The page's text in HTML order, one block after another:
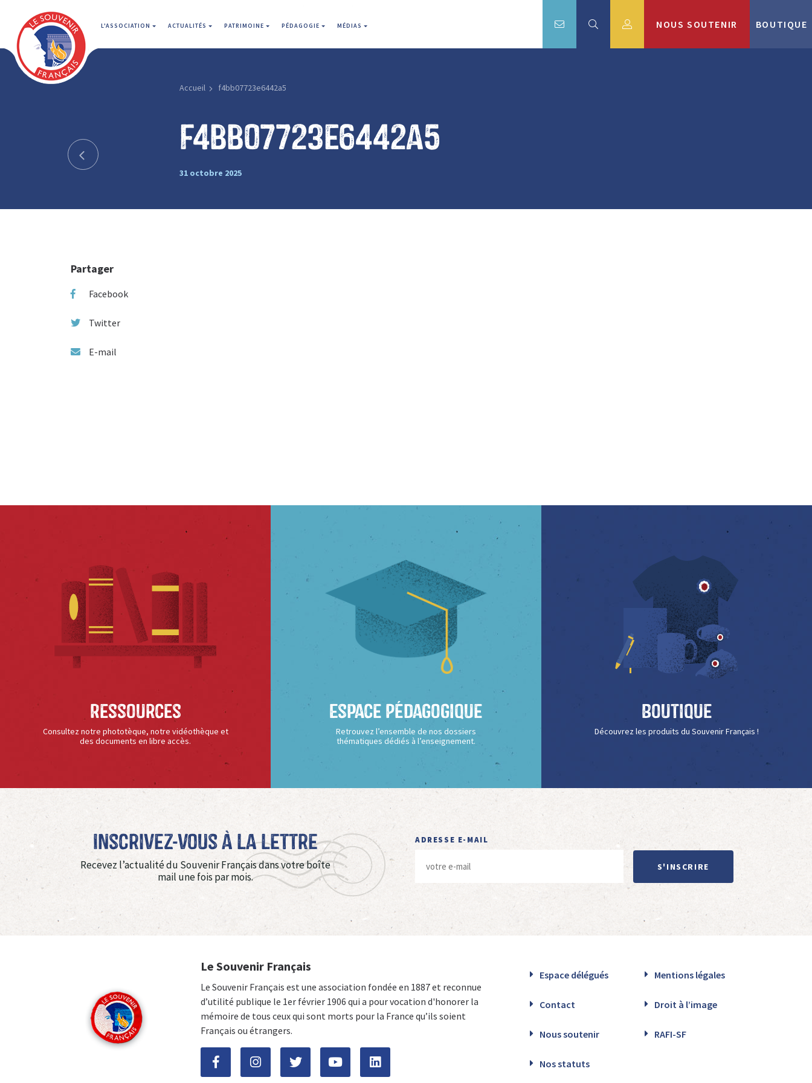
L'ASSOCIATION ACTUALITÉS PATRIMOINE PÉDAGOGIE MÉDIAS NOUS SOUTENIR BOUTIQUE
Accueil f4bb07723e6442a5
f4bb07723e6442a5
31 octobre 2025
Partager
Facebook
Twitter
E-mail
Ressources
Consultez notre phototèque, notre vidéothèque et
des documents en libre accès.
Espace Pédagogique
Retrouvez l’ensemble de nos dossiers
thématiques dédiés à l’enseignement.
Boutique
Découvrez les produits du Souvenir Français !
Inscrivez-vous à La Lettre
Recevez l’actualité du Souvenir Français dans votre boîte
mail une fois par mois.
ADRESSE E-MAIL
S'INSCRIRE
Le Souvenir Français
Le Souvenir Français est une association fondée en 1887 et reconnue
d’utilité publique le 1er février 1906 qui a pour vocation d'honorer la
mémoire de tous ceux qui sont morts pour la France qu’ils soient
Français ou étrangers.
Espace délégués Mentions légales
Contact Droit à l’image
Nous soutenir RAFI-SF
Nos statuts